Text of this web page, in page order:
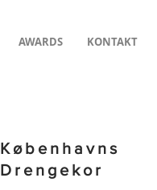
AWARDS KONTAKT
Københavns
Drengekor